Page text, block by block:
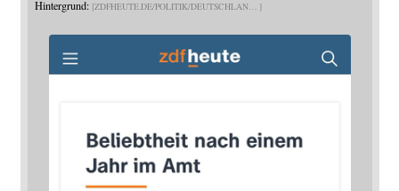
Hintergrund: ZDFHEUTE.DE/POLITIK/DEUTSCHLAN